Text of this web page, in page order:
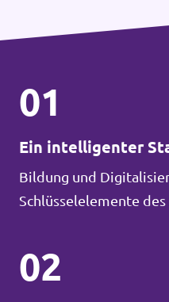
01
Ein intelligenter
Bildung und
Schlüsselelemente
02